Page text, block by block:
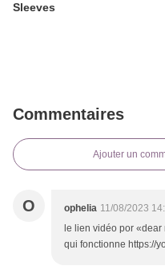
Sleeves
Commentaires
Ajouter un
O ophelia 11/08/2023
le lien vidéo por
qui fonctionne https://